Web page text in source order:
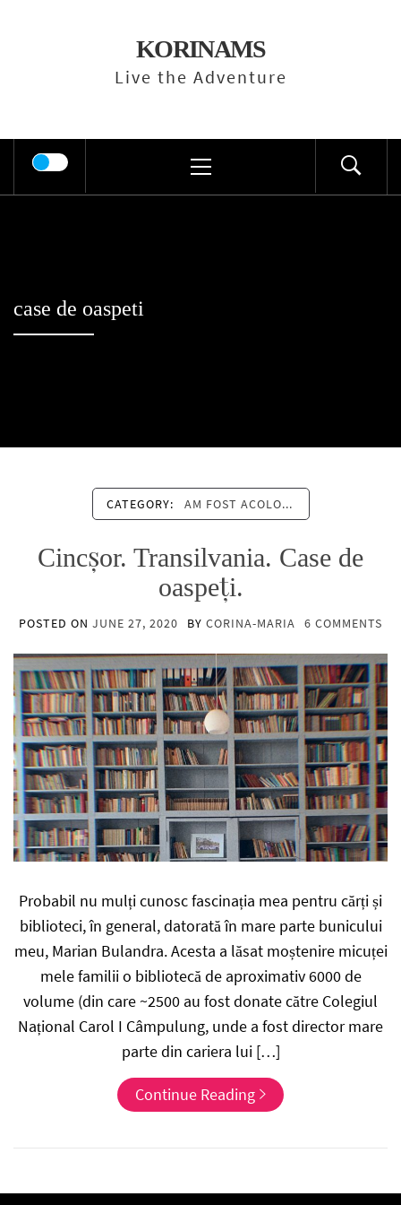
KORINAMS
Live the Adventure
Menu
case de oaspeti
CATEGORY: AM FOST ACOLO...
Cincșor. Transilvania. Case de
oaspeți.
POSTED ON JUNE 27, 2020 BY CORINA-MARIA 6 COMMENTS
Probabil nu mulți cunosc fascinația mea pentru cărți și
biblioteci, în general, datorată în mare parte bunicului
meu, Marian Bulandra. Acesta a lăsat moștenire micuței
mele familii o bibliotecă de aproximativ 6000 de
volume (din care ~2500 au fost donate către Colegiul
Național Carol I Câmpulung, unde a fost director mare
parte din cariera lui […]
Continue Reading